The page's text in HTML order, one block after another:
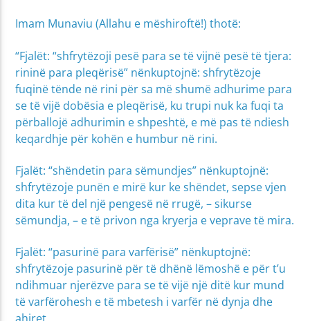
Imam Munaviu (Allahu e mëshiroftë!) thotë:
“Fjalët: “shfrytëzoji pesë para se të vijnë pesë të tjera:
rininë para pleqërisë” nënkuptojnë: shfrytëzoje
fuqinë tënde në rini për sa më shumë adhurime para
se të vijë dobësia e pleqërisë, ku trupi nuk ka fuqi ta
përballojë adhurimin e shpeshtë, e më pas të ndiesh
keqardhje për kohën e humbur në rini.
Fjalët: “shëndetin para sëmundjes” nënkuptojnë:
shfrytëzoje punën e mirë kur ke shëndet, sepse vjen
dita kur të del një pengesë në rrugë, – sikurse
sëmundja, – e të privon nga kryerja e veprave të mira.
Fjalët: “pasurinë para varfërisë” nënkuptojnë:
shfrytëzoje pasurinë për të dhënë lëmoshë e për t’u
ndihmuar njerëzve para se të vijë një ditë kur mund
të varfërohesh e të mbetesh i varfër në dynja dhe